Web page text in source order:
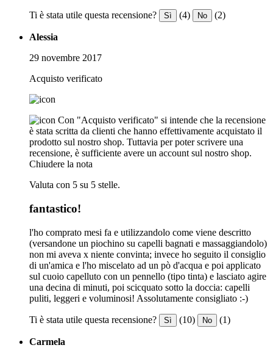
Ti è stata utile questa recensione? Sì (4) No (2)
Alessia
29 novembre 2017
Acquisto verificato
Con "Acquisto verificato" si intende che la recensione
è stata scritta da clienti che hanno effettivamente acquistato il
prodotto sul nostro shop. Tuttavia per poter scrivere una
recensione, è sufficiente avere un account sul nostro shop.
Chiudere la nota
Valuta con 5 su 5 stelle.
fantastico!
l'ho comprato mesi fa e utilizzandolo come viene descritto
(versandone un piochino su capelli bagnati e massaggiandolo)
non mi aveva x niente convinta; invece ho seguito il consiglio
di un'amica e l'ho miscelato ad un pò d'acqua e poi applicato
sul cuoio capelluto con un pennello (tipo tinta) e lasciato agire
una decina di minuti, poi scicquato sotto la doccia: capelli
puliti, leggeri e voluminosi! Assolutamente consigliato :-)
Ti è stata utile questa recensione? Sì (10) No (1)
Carmela